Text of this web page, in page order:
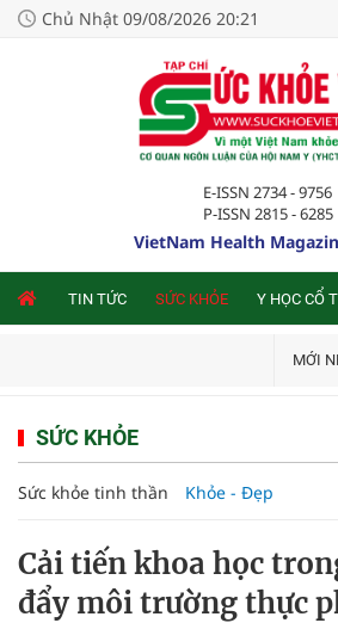
Chủ Nhật 09/08/2026 20:21
E-ISSN 2734 - 9756
P-ISSN 2815 - 6285
VietNam Health
TIN TỨC SỨC KHỎE Y HỌC CỔ
MỚI
SỨC KHỎE
Sức khỏe tinh thần Khỏe - Đẹp
Cải tiến khoa học
đẩy môi trường thực